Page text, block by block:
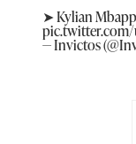
➤ Kylian
— Invictos